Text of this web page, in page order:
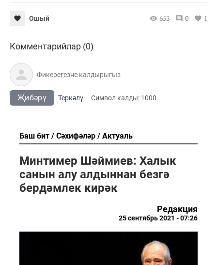
Ошый 653 0 1
Комментарийлар (0)
Җибәрү Теркәлү Cимвол калды: 1000
Баш бит Сәхифәләр Актуаль
Минтимер Шәймиев: Халык
санын алу алдыннан безгә
бердәмлек кирәк
Редакция
25 сентябрь 2021 - 07:26